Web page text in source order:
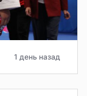
1 день назад